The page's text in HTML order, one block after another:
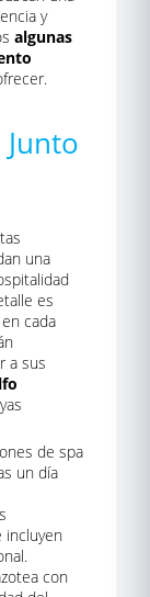
y
algunas
una
es
cada
a sus
de spa
un día
incluyen
con